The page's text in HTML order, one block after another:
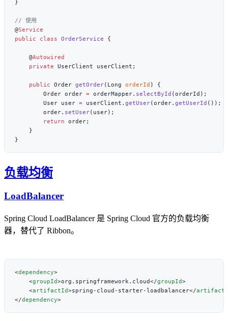
@
public class OrderService
    @
    private
    public
Order getOrder(Long orderId
        Order order
= orderMapper. selectById
        User user
= userClient. getUser(order. getUserId
        order.
setUser
        return
负载均衡
LoadBalancer
Spring Cloud LoadBalancer 是 Spring Cloud 官方的负载均衡
器，替代了 Ribbon。
<dependency
    <
groupId>org.springframework.cloud</groupId
    <
artifactId>spring-cloud-starter-loadbalancer</
</dependency